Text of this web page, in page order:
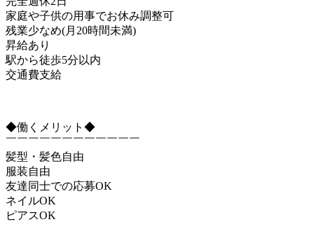
家庭や子供の用事でお休み調整可
残業少なめ(月20時間未満)
昇給あり
駅から徒歩5分以内
交通費支給
◆働くメリット◆
￣￣￣￣￣￣￣￣￣￣￣￣
髪型・髪色自由
服装自由
友達同士での応募OK
ネイルOK
ピアスOK